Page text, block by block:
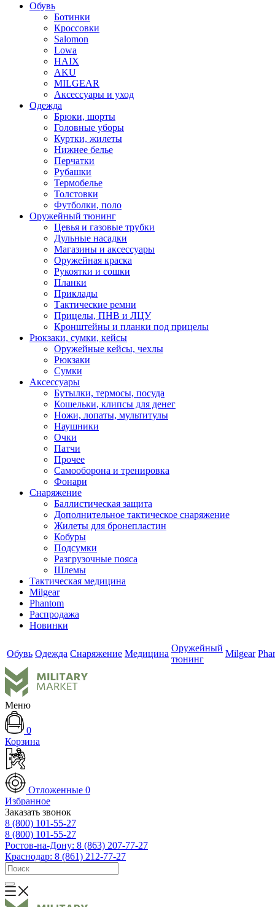
Обувь
Ботинки
Кроссовки
Salomon
Lowa
HAIX
AKU
MILGEAR
Аксессуары и уход
Одежда
Брюки, шорты
Головные уборы
Куртки, жилеты
Нижнее белье
Перчатки
Рубашки
Термобелье
Толстовки
Футболки, поло
Оружейный тюнинг
Цевья и газовые трубки
Дульные насадки
Магазины и аксессуары
Оружейная краска
Рукоятки и сошки
Планки
Приклады
Тактические ремни
Прицелы, ПНВ и ЛЦУ
Кронштейны и планки под прицелы
Рюкзаки, сумки, кейсы
Оружейные кейсы, чехлы
Рюкзаки
Сумки
Аксессуары
Бутылки, термосы, посуда
Кошельки, клипсы для денег
Ножи, лопаты, мультитулы
Наушники
Очки
Патчи
Прочее
Самооборона и тренировка
Фонари
Снаряжение
Баллистическая защита
Дополнительное тактическое снаряжение
Жилеты для бронепластин
Кобуры
Подсумки
Разгрузочные пояса
Шлемы
Тактическая медицина
Milgear
Phantom
Распродажа
Новинки
Обувь Одежда Снаряжение Медицина
Оружейный
тюнинг
Milgear
Меню
0
Корзина
Отложенные 0
Избранное
Заказать звонок
8 (800) 101-55-27
8 (800) 101-55-27
Ростов-на-Дону: 8 (863) 207-77-27
Краснодар: 8 (861) 212-77-27